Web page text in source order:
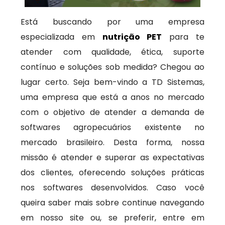
Está buscando por uma empresa
especializada em nutrição PET para te
atender com qualidade, ética, suporte
contínuo e soluções sob medida? Chegou ao
lugar certo. Seja bem-vindo a TD Sistemas,
uma empresa que está a anos no mercado
com o objetivo de atender a demanda de
softwares agropecuários existente no
mercado brasileiro. Desta forma, nossa
missão é atender e superar as expectativas
dos clientes, oferecendo soluções práticas
nos softwares desenvolvidos. Caso você
queira saber mais sobre continue navegando
em nosso site ou, se preferir, entre em